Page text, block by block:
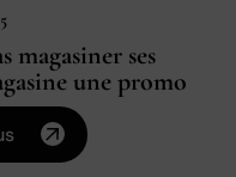
magasiner ses
une promo